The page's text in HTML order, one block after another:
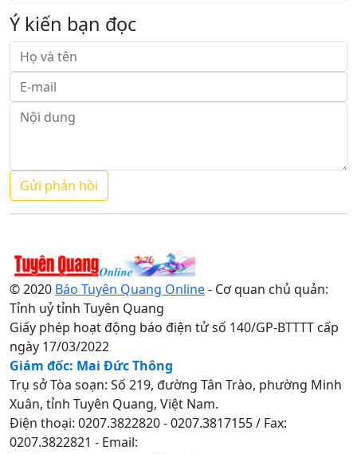
Ý kiến bạn đọc
© 2020 Báo Tuyên Quang Online- Cơ quan chủ quản:
Tỉnh uỷ tỉnh Tuyên Quang
Giấy phép hoạt động báo điện tử số 140/GP-BTTTT cấp
ngày 17/03/2022
Giám đốc: Mai Đức Thông
Trụ sở Tòa soạn: Số 219, đường Tân Trào, phường Minh
Xuân, tỉnh Tuyên Quang, Việt Nam.
Điện thoại: 0207.3822820 - 0207.3817155 / Fax:
0207.3822821 - Email: